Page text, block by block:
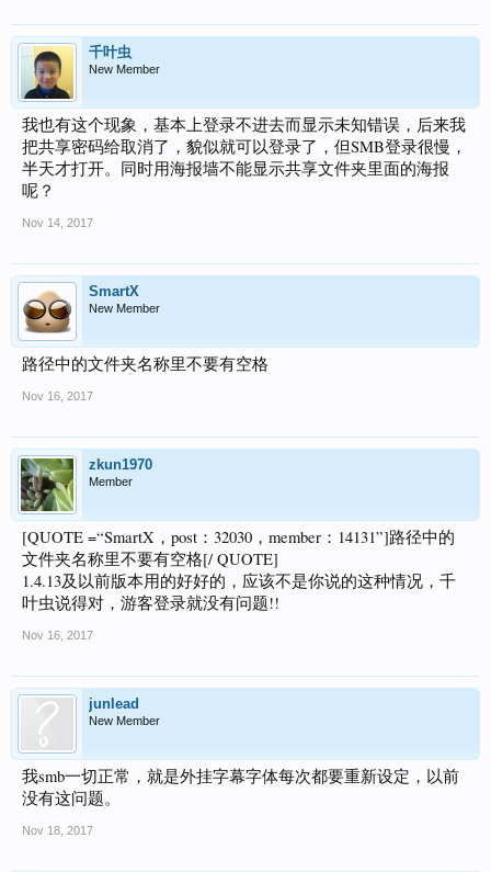
千叶虫
New Member
我也有这个现象，基本上登录不进去而显示未知错误，后来我
把共享密码给取消了，貌似就可以登录了，但SMB登录很慢，
半天才打开。同时用海报墙不能显示共享文件夹里面的海报
呢？
Nov 14, 2017
SmartX
New Member
路径中的文件夹名称里不要有空格
Nov 16, 2017
zkun1970
Member
[QUOTE =“SmartX，post：32030，member：14131”]路径中的
文件夹名称里不要有空格[/ QUOTE]
1.4.13及以前版本用的好好的，应该不是你说的这种情况，千
叶虫说得对，游客登录就没有问题!!
Nov 16, 2017
junlead
New Member
我smb一切正常，就是外挂字幕字体每次都要重新设定，以前
没有这问题。
Nov 18, 2017